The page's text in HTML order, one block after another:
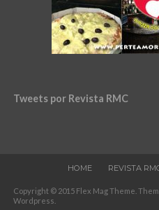
Tweets por Revista RMC
HOME REVISTA
Copyright © 2015 Flex Mag Theme.
Wordpress.